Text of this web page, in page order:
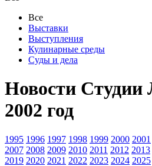
Все
Выставки
Выступления
Кулинарные среды
Суды и дела
Новости Студии
2002 год
1995 1996 1997 1998 1999 2000 2001
2007 2008 2009 2010 2011 2012 2013
2019 2020 2021 2022 2023 2024 2025